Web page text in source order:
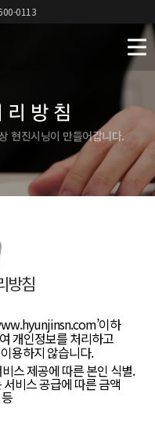
0113
방침
현진시닝이 만들어갑니다.
방침
이하
개인정보를 처리하고
용하지 않습니다.
스 제공에 따른 본인 식별.
서비스 공급에 따른 금액